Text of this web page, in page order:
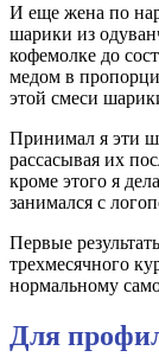
И еще жена по
шарики из
кофемолке до
медом в
этой смеси
Принимал я эти
рассасывая их
кроме этого я
занимался с
Первые
трехмесячного
нормальному
Для